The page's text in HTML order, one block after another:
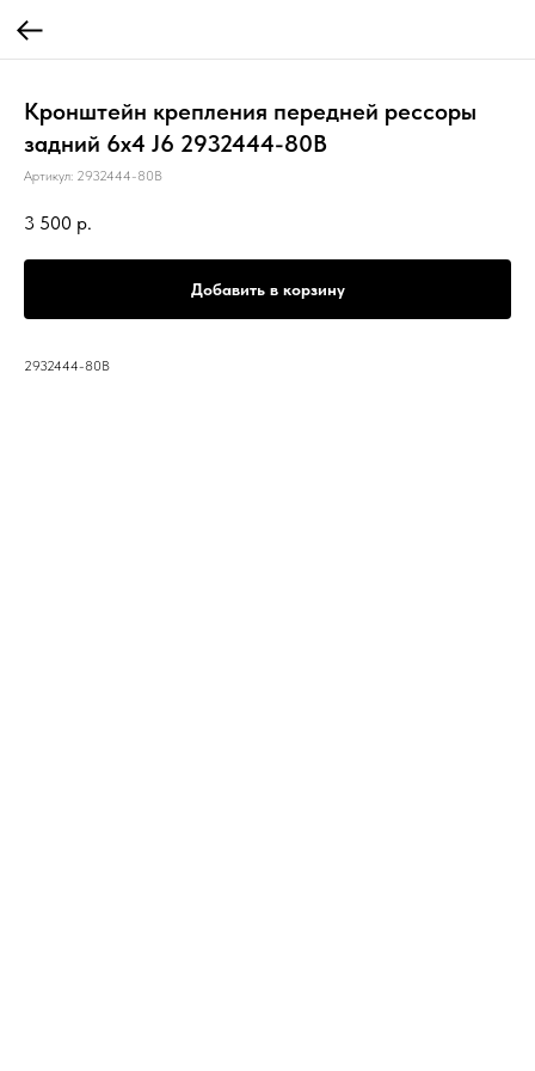
Кронштейн крепления передней рессоры
задний 6х4 J6 2932444-80B
Артикул: 2932444-80B
3 500 р.
Добавить в корзину
2932444-80B